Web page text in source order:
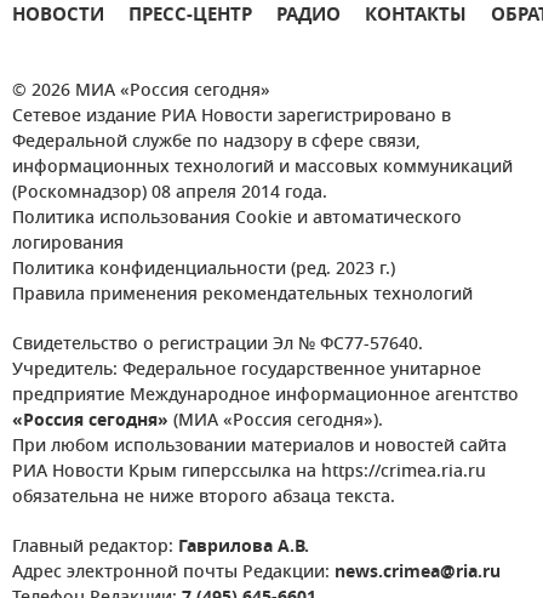
НОВОСТИ ПРЕСС-ЦЕНТР РАДИО КОНТАКТЫ
© 2026 МИА «Россия сегодня»
Сетевое издание РИА Новости зарегистрировано в
Федеральной службе по надзору в сфере связи,
информационных технологий и массовых коммуникаций
(Роскомнадзор) 08 апреля 2014 года.
Политика использования Cookie и автоматического
логирования
Политика конфиденциальности (ред. 2023 г.)
Правила применения рекомендательных технологий
Свидетельство о регистрации Эл № ФС77-57640.
Учредитель: Федеральное государственное унитарное
предприятие Международное информационное агентство
«Россия сегодня» (МИА «Россия сегодня»).
При любом использовании материалов и новостей сайта
РИА Новости Крым гиперссылка на https://crimea.ria.ru
обязательна не ниже второго абзаца текста.
Главный редактор: Гаврилова А.В.
Адрес электронной почты Редакции: news.crimea@ria.ru